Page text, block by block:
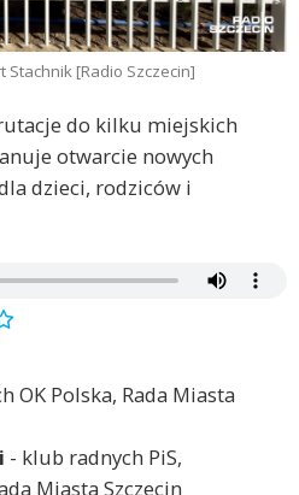
Stachnik [Radio Szczecin]
do kilku miejskich
otwarcie nowych
dzieci, rodziców i
OK Polska, Rada Miasta
- klub radnych PiS,
Miasta Szczecin